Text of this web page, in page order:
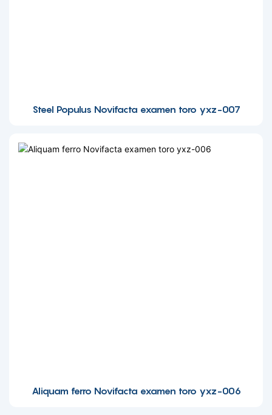
Steel Populus Novifacta examen toro yxz-007
Aliquam ferro Novifacta examen toro yxz-006